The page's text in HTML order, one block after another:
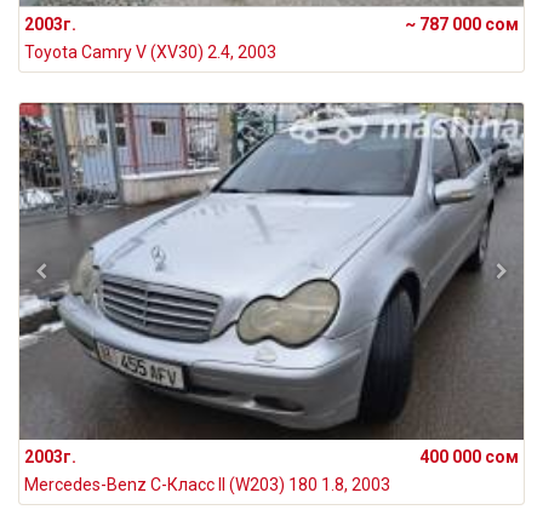
2003г.
~ 787 000 сом
Toyota Camry V (XV30) 2.4, 2003
2003г.
400 000 сом
Mercedes-Benz C-Класс II (W203) 180 1.8, 2003